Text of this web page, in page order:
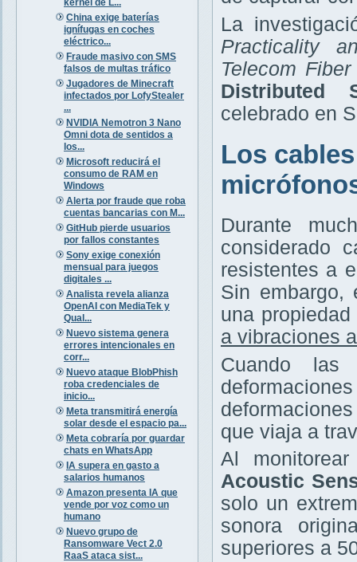
China exige baterías
ignífugas en coches
eléctrico...
Fraude masivo con SMS
falsos de multas tráfico
Jugadores de Minecraft
infectados por LofyStealer
...
NVIDIA Nemotron 3 Nano
Omni dota de sentidos a
los...
Microsoft reducirá el
consumo de RAM en
Windows
Alerta por fraude que roba
cuentas bancarias con M...
GitHub pierde usuarios
por fallos constantes
Sony exige conexión
mensual para juegos
digitales ...
Analista revela alianza
OpenAI con MediaTek y
Qual...
Nuevo sistema genera
errores intencionales en
corr...
Nuevo ataque BlobPhish
roba credenciales de
inicio...
Meta transmitirá energía
solar desde el espacio pa...
Meta cobraría por guardar
chats en WhatsApp
IA supera en gasto a
salarios humanos
Amazon presenta IA que
vende por voz como un
humano
Nuevo grupo de
Ransomware Vect 2.0
RaaS ataca sist...
La
Practicality
Telecom
Distributed
celebrado en
Los
Durante
considerado
resistentes a
Sin embargo,
una
a vibraciones
Cuando las
que viaja a
Al
Acoustic
solo un
sonora
superiores a